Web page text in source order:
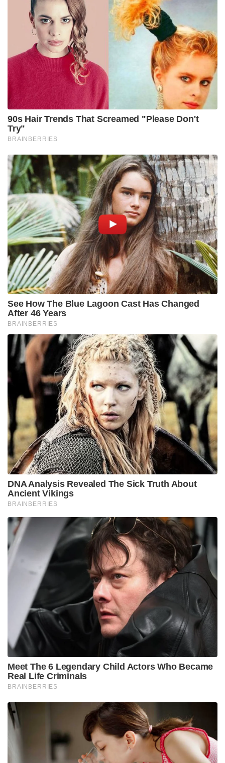
ചെണ്ടനാദം പതുക്കെ ഒടുങ്ങി, വളപട്ടണം പുഴയിലേക്ക്
നിലാപ്പൂക്കൾ പെയ്യുന്ന രാത്രിയിൽ മടപ്പുരയുടെ
തിരുമുറ്റത്ത് നിന്നും പടവുകൾ ഇറങ്ങുമ്പോൾ ഉള്ളിൽ
ഒരു പുതിയ ജന്മം എടുത്തതുപോലെ തോന്നും.
“കണ്ണീരൊപ്പി കൂടെയുണ്ടാകും” എന്ന മുത്തപ്പന്റെ
വചനങ്ങൾ കാറ്റിൽ ഒരു മന്ത്രം പോലെ
ഒഴുകിനടക്കുന്നുണ്ടാകും. ക്ഷേത്രമുറ്റത്തെ ആ
കർപ്പൂരഗന്ധവും മുത്തപ്പന്റെ കരുണാനിറഞ്ഞ
കണ്ണുകളും മനസ്സിൽ നിന്നും മായാതെ
കൂടെപ്പോരുമ്പോൾ, വരാനിരിക്കുന്ന കാലത്തെ ഏത്
പ്രതിസന്ധിയെയും പുഞ്ചിരിയോടെ നേരിടാൻ ഓരോ
ഭക്തന്റെ ഉള്ളിലും ഒരു പുതിയ പ്രകാശം
ജ്വലിച്ചുയർന്നിട്ടുണ്ടാകും.
Tags: temple muthappan madappura